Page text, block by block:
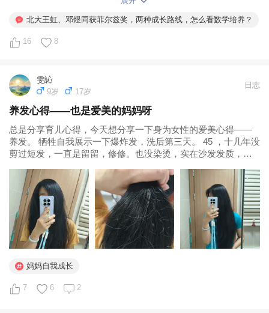
非常厉害的孩子，也没考出平时的水平，但也比他好很多很
多，踩着线进了清华强基，最惨的就是小宋了。
多，他很坦然的接受了这个结果，倒是我，还停留在原地，
程、刷手机、打球，同学聚会、忙的不亦乐乎。 孩子已准
备好洒脱奔赴远方，而妈妈的释怀，总要慢上一拍。
    但我现在选择愿意相信：所有的事与愿违，都是上天
最好的安排。祝福所有熬过高考的孩子，都能闪闪发光，奔
赴熠熠生辉的远方！#高考#
今天第二次做，明显比昨天包的好看了。
啊啊啊啊，瞌睡了，明天继续。
中午，米粒回来，跟她一起在学而思上面做了口算题，发现
了她口算的弱点，比如，5-（）=1
如何做，但是假如我给她换算成棒棒糖，她又立马做出来，
所以，我感觉，她是不懂得减法里各个数是如何运用的。
今天，查查豆包，看如何给她讲解清楚。
行，实在讲不下去了，索性合书躺枕头上，她不乐意了，因
为正讲到了小猫帮助邻居捉老鼠的高潮部分，但我实在睁不
开眼，没再理她。
人固然对数学有天赋且热爱。但，有没有可能他内心会有更
他的父亲和母亲都是中山大学毕业生，一个学计算机，一个
学医，都是资源、信息、规划能力超一流的阶层。他在16
岁的时候就已经拿到了奥数冬令营的金牌，背后除了天赋，
天赋，其实如果他的爱是其他职业，他也能做得极其出色。
他经历过真正的挫折么？不管有或者没有，人生那么长，又
王虹，很有意思，她的父母都是广西基层的老师，一个英文
老师一个数学老师，大概能想象得到从小父母对她教育的重
视。她16岁就通过高考考上了北大，然后在成长的过程中
一路试错、调整、再试错、再调整，最后选定了自己内心的
她内心最深沉的爱啊，这份爱也大概率能让她心无旁骛的继
续往前走很远很远。非常值得期待她未来的十年、二十年。
北大王虹、邓煜同获菲尔兹奖，两种成长路线，怎么看数学培养？
16 8
雯訫
9岁
17岁
日志
养发心得——也是爱美的妈妈呀
总是分享育儿心得，今天想分享一下身为女性的爱美心得——
养发。 牺牲自我展示一下爆炸发，洗后第三天。 45 ，十几年没
剪过短发，一直是留留，修修。也没染烫，实在沙发发质，拉
妈妈自我成长
7 6 2